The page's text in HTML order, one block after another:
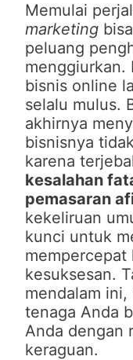
Memulai
marketing
peluang
menggiurkan.
bisnis online
selalu mulus.
akhirnya
bisnisnya
karena
kesalahan
pemasaran
kekeliruan
kunci untuk
mempercepat
kesuksesan.
mendalam
tenaga Anda
Anda dengan
keraguan.